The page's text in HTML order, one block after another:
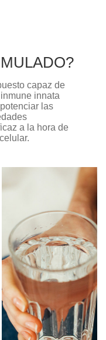
capaz de
innata
las
a la hora de